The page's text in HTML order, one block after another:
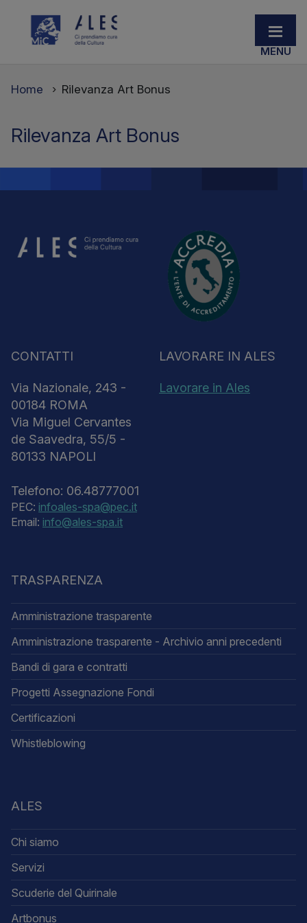
Home Rilevanza Art Bonus
Rilevanza Art Bonus
CONTATTI
Via Nazionale, 243 -
00184 ROMA
Via Miguel Cervantes
de Saavedra, 55/5 -
80133 NAPOLI
Telefono: 06.48777001
PEC: infoales-spa@pec.it
Email: info@ales-spa.it
LAVORARE IN ALES
Lavorare in Ales
TRASPARENZA
Amministrazione trasparente
Amministrazione trasparente - Archivio anni precedenti
Bandi di gara e contratti
Progetti Assegnazione Fondi
Certificazioni
Whistleblowing
ALES
Chi siamo
Servizi
Scuderie del Quirinale
Artbonus